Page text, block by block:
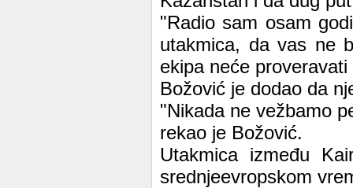
"Radio sam osam
utakmica, da vas ne
ekipa neće
Božović je dodao da
"Nikada ne vežbamo
rekao je Božović.
Utakmica između
srednjeevropskom